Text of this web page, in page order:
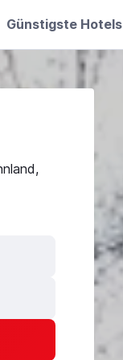
Günstigste Hotels